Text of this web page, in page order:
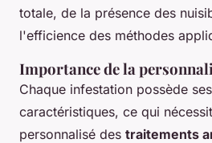
totale, de la présence des
l'efficience des méthodes
Importance de la
Chaque infestation possède
caractéristiques, ce qui
personnalisé des traitements